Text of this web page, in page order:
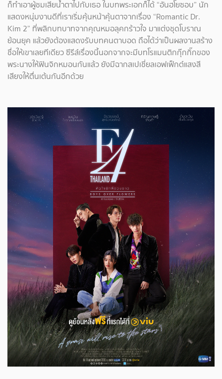
ก็ทำเอาผู้ชมเสียน้ำตาไปกับเธอ ในบทพระเอกก็ได้ “อันฮโยซอบ” นัก
แสดงหนุ่มงานดีที่เราเริ่มคุ้นหน้าคุ้นตาจากเรื่อง “Romantic Dr.
Kim 2” ที่พลิกบทบาทจากคุณหมอลุคกร้าวใจ มาแต่งชุดโบราณ
ย้อนยุค แล้วยังต้องแสดงรับบทคนตาบอด ถือได้ว่าเป็นผลงานสร้าง
ชื่อให้เขาเลยทีเดียว ซีรีส์เรื่องนี้นอกจากจะมีบทโรแมนติกกุ๊กกิ๊กของ
พระนางให้ฟินจิกหมอนกันแล้ว ยังมีฉากสเปเชี่ยลเอฟเฟ็กต์แสงสี
เสียงให้ตื่นเต้นกันอีกด้วย